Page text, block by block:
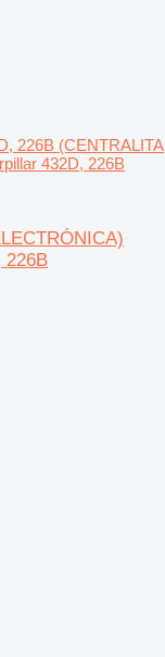
226B (CENTRALITA
432D, 226B
226B